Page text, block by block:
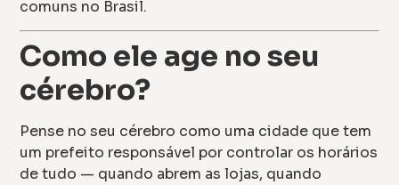
comuns no Brasil.
Como ele age no seu
cérebro?
Pense no seu cérebro como uma cidade que tem
um prefeito responsável por controlar os horários
de tudo — quando abrem as lojas, quando